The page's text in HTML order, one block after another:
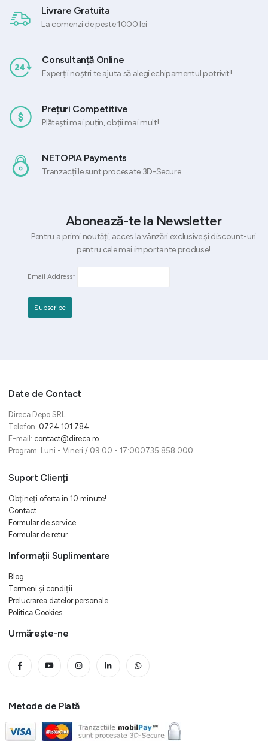
Livrare Gratuita
La comenzi de peste 1000 lei
Consultanță Online
Experții noștri te ajuta să alegi echipamentul potrivit!
Prețuri Competitive
Plătești mai puțin, obții mai mult!
NETOPIA Payments
Tranzacțiile sunt procesate 3D-Secure
Abonează-te la Newsletter
Pentru a primi noutăți, acces la vânzări exclusive și discount-uri
pentru cele mai importante produse!
Email Address*
Date de Contact
Direca Depo SRL
Telefon: 0724 101 784
E-mail: contact@direca.ro
Program: Luni - Vineri / 09:00 - 17:000735 858 000
Suport Clienți
Obțineți oferta in 10 minute!
Contact
Formular de service
Formular de retur
Informații Suplimentare
Blog
Termeni și condiții
Prelucrarea datelor personale
Politica Cookies
Urmărește-ne
Metode de Plată